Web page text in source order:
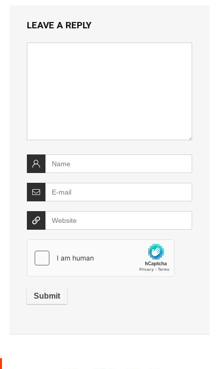
LEAVE A REPLY